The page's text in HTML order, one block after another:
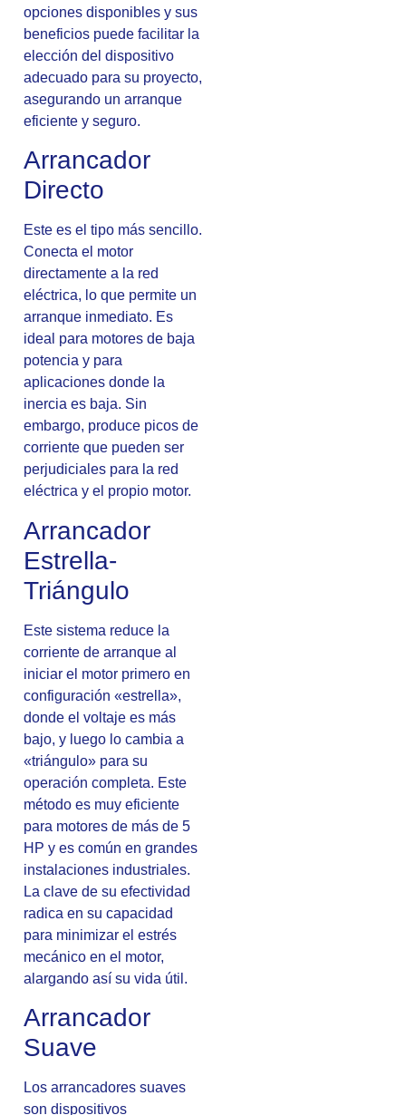
opciones disponibles y sus
beneficios puede facilitar la
elección del dispositivo
adecuado para su proyecto,
asegurando un arranque
eficiente y seguro.
Arrancador
Directo
Este es el tipo más sencillo.
Conecta el motor
directamente a la red
eléctrica, lo que permite un
arranque inmediato. Es
ideal para motores de baja
potencia y para
aplicaciones donde la
inercia es baja. Sin
embargo, produce picos de
corriente que pueden ser
perjudiciales para la red
eléctrica y el propio motor.
Arrancador
Estrella-
Triángulo
Este sistema reduce la
corriente de arranque al
iniciar el motor primero en
configuración «estrella»,
donde el voltaje es más
bajo, y luego lo cambia a
«triángulo» para su
operación completa. Este
método es muy eficiente
para motores de más de 5
HP y es común en grandes
instalaciones industriales.
La clave de su efectividad
radica en su capacidad
para minimizar el estrés
mecánico en el motor,
alargando así su vida útil.
Arrancador
Suave
Los arrancadores suaves
son dispositivos